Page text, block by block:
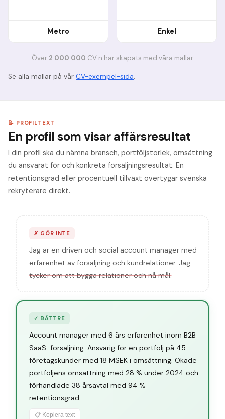
Metro Enkel
Över 2 000 000 CV:n har skapats med våra mallar
Se alla mallar på vår CV-exempel-sida.
📝 PROFILTEXT
En profil som visar affärsresultat
I din profil ska du nämna bransch, portföljstorlek, omsättning
du ansvarat för och konkreta försäljningsresultat. En
retentionsgrad eller procentuell tillväxt övertygar svenska
rekryterare direkt.
✗ GÖR INTE
Jag är en driven och social account manager med
erfarenhet av försäljning och kundrelationer. Jag
tycker om att bygga relationer och nå mål.
✓ BÄTTRE
Account manager med 6 års erfarenhet inom B2B
SaaS-försäljning. Ansvarig för en portfölj på 45
företagskunder med 18 MSEK i omsättning. Ökade
portföljens omsättning med 28 % under 2024 och
förhandlade 38 årsavtal med 94 %
retentionsgrad.
📋 Kopiera text